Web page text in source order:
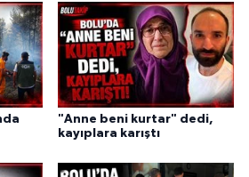
"Anne beni kurtar" dedi,
kayıplara karıştı